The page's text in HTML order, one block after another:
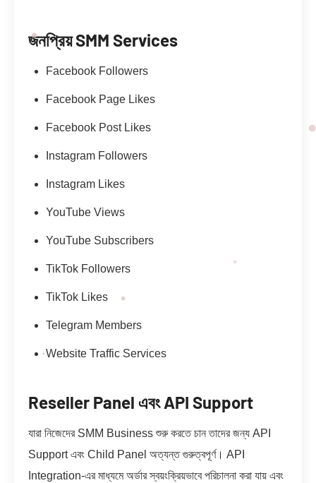
জনপ্রিয় SMM Services
Facebook Followers
Facebook Page Likes
Facebook Post Likes
Instagram Followers
Instagram Likes
YouTube Views
YouTube Subscribers
TikTok Followers
TikTok Likes
Telegram Members
Website Traffic Services
Reseller Panel এবং API Support
যারা নিজেদের SMM Business শুরু করতে চান তাদের জন্য API
Support এবং Child Panel অত্যন্ত গুরুত্বপূর্ণ। API
Integration-এর মাধ্যমে অর্ডার স্বয়ংক্রিয়ভাবে পরিচালনা করা যায় এবং